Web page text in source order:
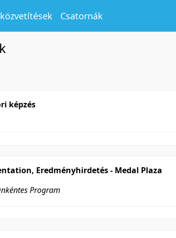
Csatornák
képzés
Eredményhirdetés - Medal Plaza
Program